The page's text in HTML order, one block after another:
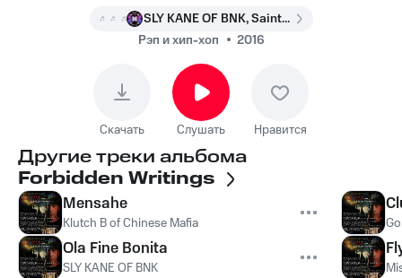
SLY KANE OF BNK, Saint Avell, Bulldawgg, Typeo, Rawkuz
Рэп и хип-хоп
2016
Скачать Слушать Нравится
Другие треки альбома
Forbidden Writings
Mensahe
Klutch B of Chinese Mafia
Ola Fine Bonita
SLY KANE OF BNK